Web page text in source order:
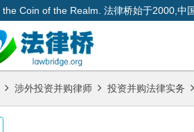
Coin of the Realm. 法律桥始于2000,中
涉外投资并购律师 投资并购法律实务